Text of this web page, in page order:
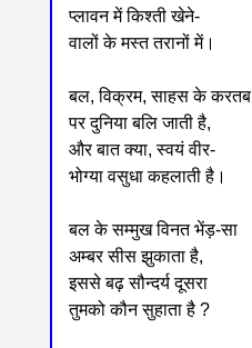
प्लावन में किश्ती खेने-
वालों के मस्त तरानों में।
बल, विक्रम, साहस के करतब
पर दुनिया बलि जाती है,
और बात क्या, स्वयं वीर-
भोग्या वसुधा कहलाती है।
बल के सम्मुख विनत भेंड़-सा
अम्बर सीस झुकाता है,
इससे बढ़ सौन्दर्य दूसरा
तुमको कौन सुहाता है ?